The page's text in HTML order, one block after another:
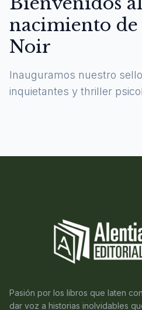
nacimiento
Noir
Inauguramos nuestro
inquietantes y thriller
Pasión por los libros que laten
dar voz a historias inolvidables